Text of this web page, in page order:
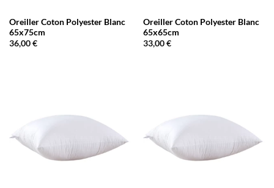
Oreiller Coton Polyester Blanc
65x75cm
36,00€
Oreiller Coton Polyester Blanc
65x65cm
33,00€